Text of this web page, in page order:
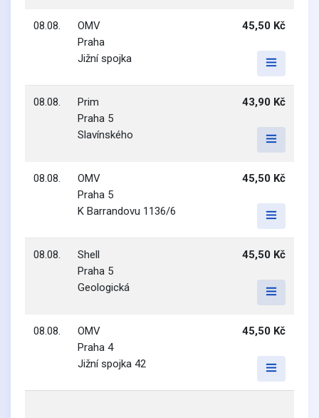
08.08.
OMV
Praha
Jižní spojka
45,50 Kč
08.08.
Prim
Praha 5
Slavínského
43,90 Kč
08.08.
OMV
Praha 5
K Barrandovu 1136/6
45,50 Kč
08.08.
Shell
Praha 5
Geologická
45,50 Kč
08.08.
OMV
Praha 4
Jižní spojka 42
45,50 Kč